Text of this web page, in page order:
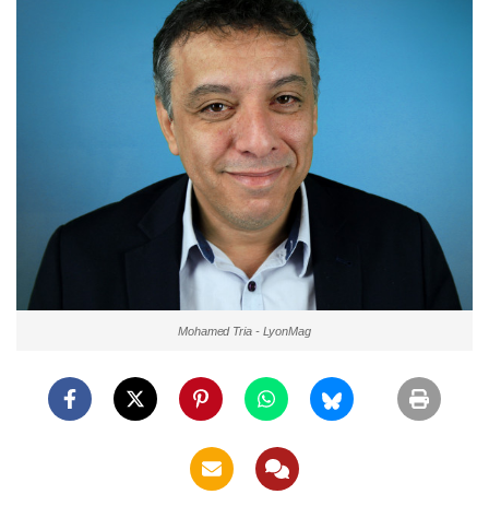
Mohamed Tria - LyonMag